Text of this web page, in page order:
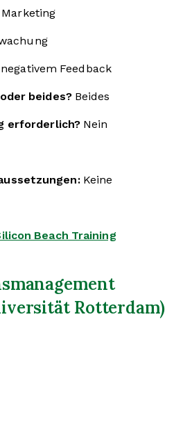
Marketing
Feedback
beides?Beides
erforderlich? Nein
Keine
Beach Training
Rotterdam)